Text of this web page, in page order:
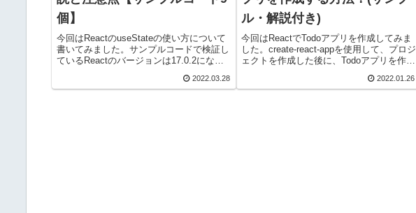
個】
今回はReactのuseStateの使い方について
書いてみました。サンプルコードで検証し
ているReactのバージョンは17.0.2になり
ReactのuseStateは変数の状態を管理する
2022.03.28
ル・解説付き)
今回はReactでTodoアプリを作成してみま
した。create-react-appを使用して、プロジ
ェクトを作成した後に、Todoアプリを作成
プロジェクトを簡単に作成してくれるツ...
2022.01.26